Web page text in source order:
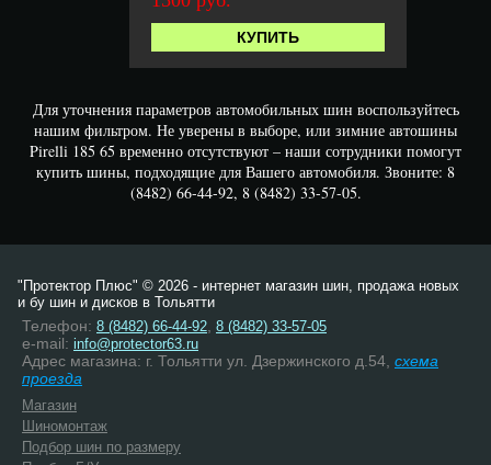
КУПИТЬ
Для уточнения параметров автомобильных шин воспользуйтесь
нашим фильтром. Не уверены в выборе, или зимние автошины
Pirelli 185 65 временно отсутствуют – наши сотрудники помогут
купить шины, подходящие для Вашего автомобиля. Звоните: 8
(8482) 66-44-92, 8 (8482) 33-57-05.
"Протектор Плюс" © 2026 - интернет магазин шин, продажа новых
и бу шин и дисков в Тольятти
Телефон: 8 (8482) 66-44-92 8 (8482) 33-57-05
e-mail: info@protector63.ru
Адрес магазина: г. Тольятти ул. Дзержинского д.54, схема
проезда
Магазин
Шиномонтаж
Подбор шин по размеру